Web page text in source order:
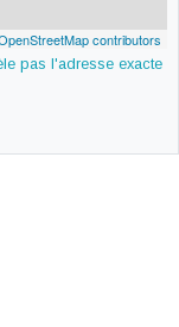
contributors
pas l'adresse exacte